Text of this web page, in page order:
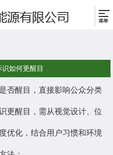
如何更醒目
否醒目，直接影响公众分类
更醒目，需从视觉设计、位
优化，结合用户习惯和环境